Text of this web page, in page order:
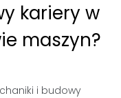
kariery w
maszyn?
i budowy